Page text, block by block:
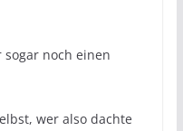
noch einen
wer also dachte